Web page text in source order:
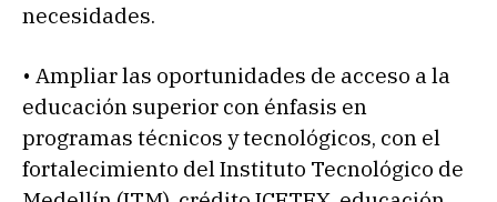
necesidades.
• Ampliar las oportunidades de acceso a la
educación superior con énfasis en
programas técnicos y tecnológicos, con el
fortalecimiento del Instituto Tecnológico de